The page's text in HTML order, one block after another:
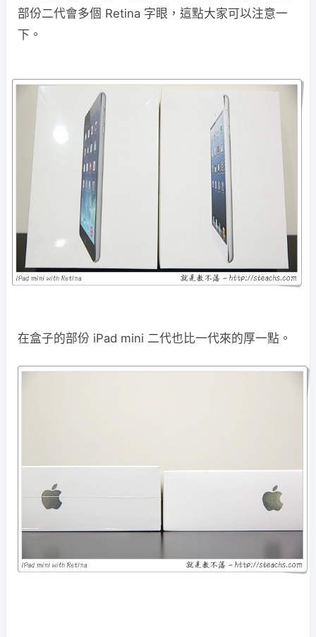
部份二代會多個 Retina 字眼，這點大家可以注意一
下。
在盒子的部份 iPad mini 二代也比一代來的厚一點。